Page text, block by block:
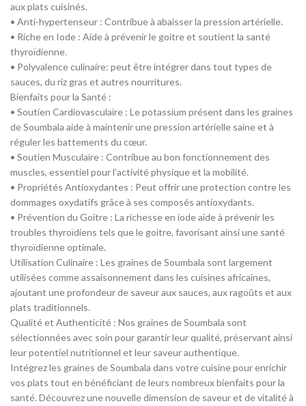
aux plats cuisinés.
• Anti-hypertenseur : Contribue à abaisser la pression artérielle.
• Riche en Iode : Aide à prévenir le goitre et soutient la santé
thyroïdienne.
• Polyvalence culinaire: peut être intégrer dans tout types de
sauces, du riz gras et autres nourritures.
Bienfaits pour la Santé :
• Soutien Cardiovasculaire : Le potassium présent dans les graines
de Soumbala aide à maintenir une pression artérielle saine et à
réguler les battements du cœur.
• Soutien Musculaire : Contribue au bon fonctionnement des
muscles, essentiel pour l’activité physique et la mobilité.
• Propriétés Antioxydantes : Peut offrir une protection contre les
dommages oxydatifs grâce à ses composés antioxydants.
• Prévention du Goitre : La richesse en iode aide à prévenir les
troubles thyroïdiens tels que le goitre, favorisant ainsi une santé
thyroïdienne optimale.
Utilisation Culinaire : Les graines de Soumbala sont largement
utilisées comme assaisonnement dans les cuisines africaines,
ajoutant une profondeur de saveur aux sauces, aux ragoûts et aux
plats traditionnels.
Qualité et Authenticité : Nos graines de Soumbala sont
sélectionnées avec soin pour garantir leur qualité, préservant ainsi
leur potentiel nutritionnel et leur saveur authentique.
Intégrez les graines de Soumbala dans votre cuisine pour enrichir
vos plats tout en bénéficiant de leurs nombreux bienfaits pour la
santé. Découvrez une nouvelle dimension de saveur et de vitalité à